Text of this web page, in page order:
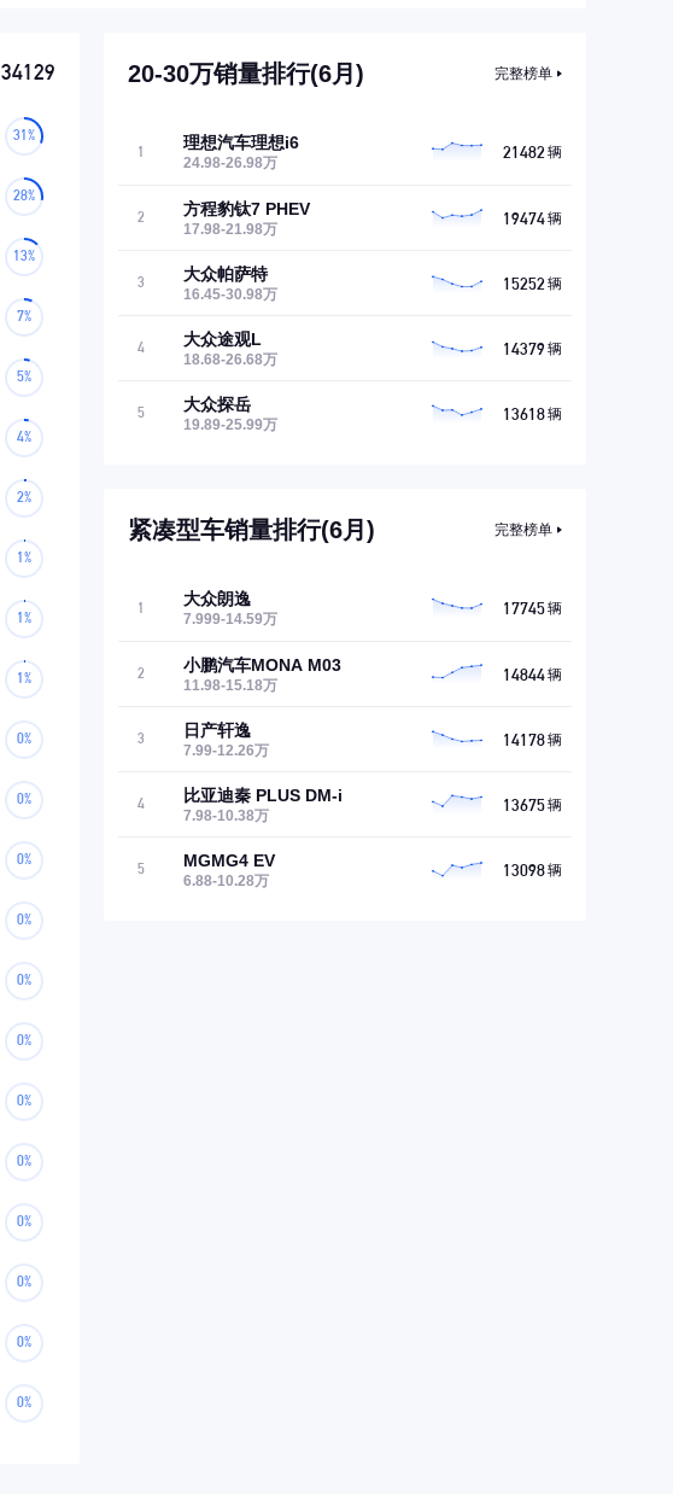
34129 20-30万销量排行(6月) 完整榜单
1 理想汽车理想i6
24.98-26.98万
21482 辆
2 方程豹钛7 PHEV
17.98-21.98万
19474辆
3 大众帕萨特
16.45-30.98万
15252 辆
4 大众途观L
18.68-26.68万
14379 辆
5 大众探岳
19.89-25.99万
13618辆
紧凑型车销量排行(6月) 完整榜单
1 大众朗逸
7.999-14.59万
17745辆
2 小鹏汽车MONA M03
11.98-15.18万
14844辆
3 日产轩逸
7.99-12.26万
14178辆
4 比亚迪秦 PLUS DM-i
7.98-10.38万
13675辆
5 MGMG4 EV
6.88-10.28万
13098辆